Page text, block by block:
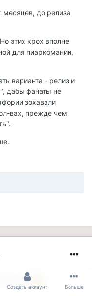
месяцев, до релиза
этих крох вполне
для пиаркомании,
варианта - релиз и
дабы фанаты не
зохавали
вах, прежде чем
Создать аккаунт Больше